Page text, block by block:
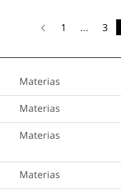
1 ... 3
Materias
Materias
Materias
Materias